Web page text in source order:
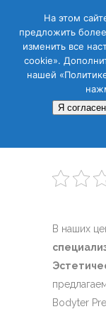
CAS
19 ИЮЛ
В наших
Bodyter
На этом
предложить
изменить все
cookie».
нашей
Я согласен